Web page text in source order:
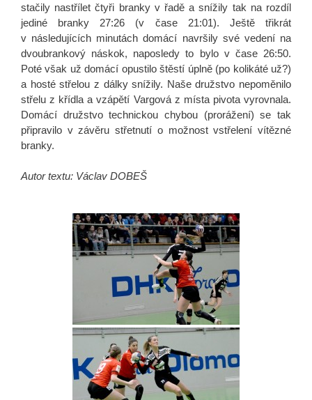
stačily nastřílet čtyři branky v řadě a snížily tak na rozdíl
jediné branky 27:26 (v čase 21:01). Ještě třikrát
v následujících minutách domácí navršily své vedení na
dvoubrankový náskok, naposledy to bylo v čase 26:50.
Poté však už domácí opustilo štěstí úplně (po kolikáté už?)
a hosté střelou z dálky snížily. Naše družstvo nepoměnilo
střelu z křídla a vzápětí Vargová z místa pivota vyrovnala.
Domácí družstvo technickou chybou (prorážení) se tak
připravilo v závěru střetnutí o možnost vstřelení vítězné
branky.
Autor textu: Václav DOBEŠ